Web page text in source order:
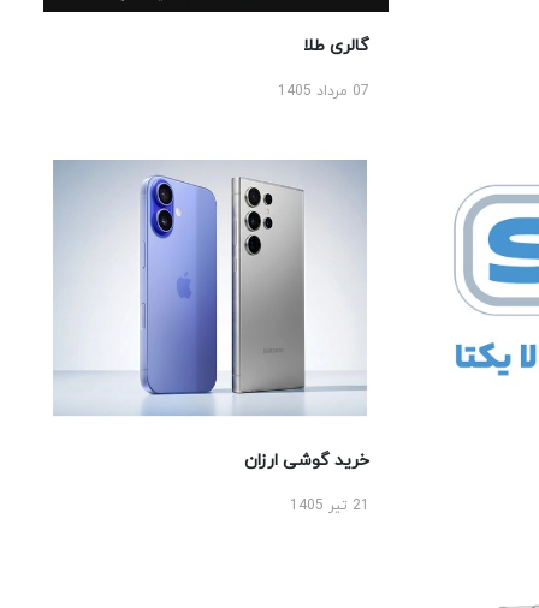
گالری طلا
07 مرداد 1405
خرید گوشی ارزان